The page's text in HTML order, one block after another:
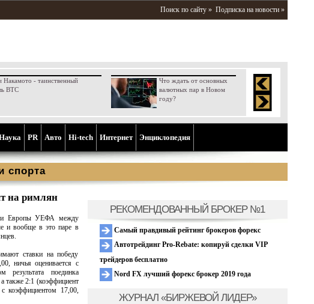
Поиск по сайту » Подписка на новости »
Накамото - таинственный
BTC
Что ждать от основных
валютных пар в Новом
году?
PR Aвто Hi-tech Интернет Энциклопедия
спорта
на римлян
Европы УЕФА между
и вообще в это паре в
ставки на победу
ничья оценивается с
результата поединка
также 2:1 (коэффициент
коэффициентом 17,00,
РЕКОМЕНДОВАННЫЙ БРОКЕР №1
Самый правдивый рейтинг брокеров форекс
Автотрейдинг Pro-Rebate: копируй сделки VIP
трейдеров бесплатно
Nord FX лучший форекс брокер 2019 года
ЖУРНАЛ «БИРЖЕВОЙ ЛИДЕР»